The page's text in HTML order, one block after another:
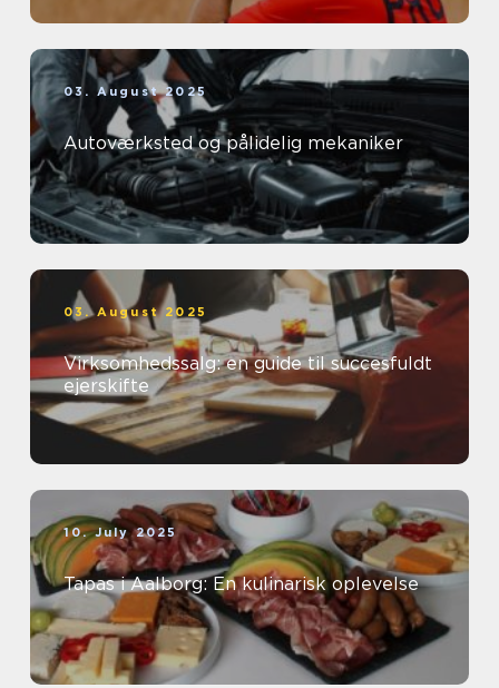
03. August 2025
Autoværksted og pålidelig mekaniker
03. August 2025
Virksomhedssalg: en guide til succesfuldt
ejerskifte
10. July 2025
Tapas i Aalborg: En kulinarisk oplevelse